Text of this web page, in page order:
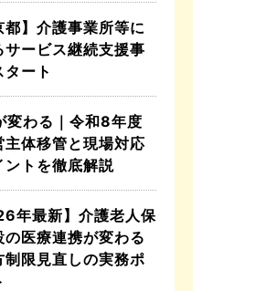
都】介護事業所等に
サービス継続支援事
ート
変わる｜令和8年度
主体移管と現場対応
ントを徹底解説
年最新】介護老人保
の医療連携が変わる
制限見直しの実務ポ